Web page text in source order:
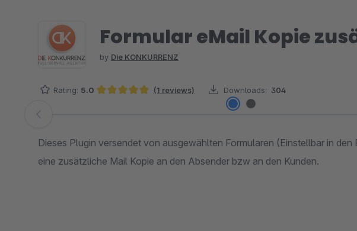
Formular eMail Kopie
by Die KONKURRENZ
Rating: 5.0 (1 reviews) Downloads: 304
Skip image gallery
Dieses Plugin versendet von ausgewählten Formularen (Einstellbar in den
eine zusätzliche Mail Kopie an den Absender bzw an den Kunden.